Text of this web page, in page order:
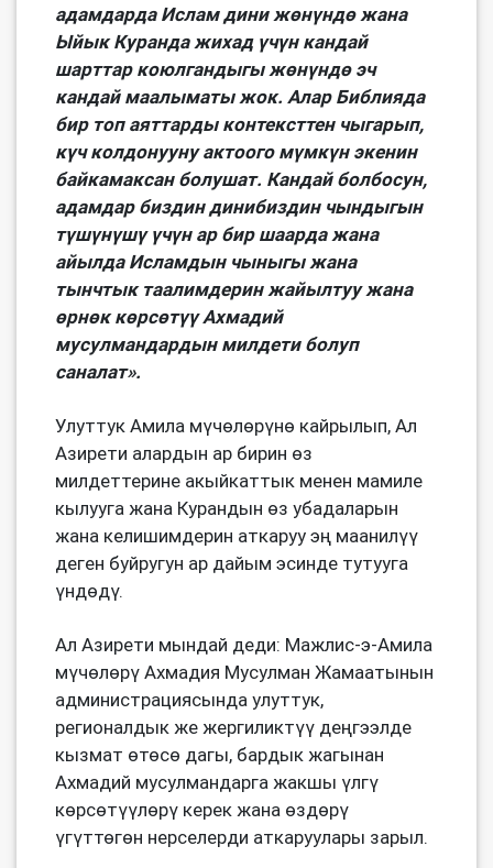
адамдарда Ислам дини жөнүндө жана
Ыйык Куранда жихад үчүн кандай
шарттар коюлгандыгы жөнүндө эч
кандай маалыматы жок. Алар Библияда
бир топ аяттарды контексттен чыгарып,
күч колдонууну актоого мүмкүн экенин
байкамаксан болушат. Кандай болбосун,
адамдар биздин динибиздин чындыгын
түшүнүшү үчүн ар бир шаарда жана
айылда Исламдын чыныгы жана
тынчтык таалимдерин жайылтуу жана
өрнөк көрсөтүү Ахмадий
мусулмандардын милдети болуп
саналат».
Улуттук Амила мүчөлөрүнө кайрылып, Ал
Азирети алардын ар бирин өз
милдеттерине акыйкаттык менен мамиле
кылууга жана Курандын өз убадаларын
жана келишимдерин аткаруу эң маанилүү
деген буйругун ар дайым эсинде тутууга
үндөдү.
Ал Азирети мындай деди: Мажлис-э-Амила
мүчөлөрү Ахмадия Мусулман Жамаатынын
администрациясында улуттук,
регионалдык же жергиликтүү деңгээлде
кызмат өтөсө дагы, бардык жагынан
Ахмадий мусулмандарга жакшы үлгү
көрсөтүүлөрү керек жана өздөрү
үгүттөгөн нерселерди аткаруулары зарыл.